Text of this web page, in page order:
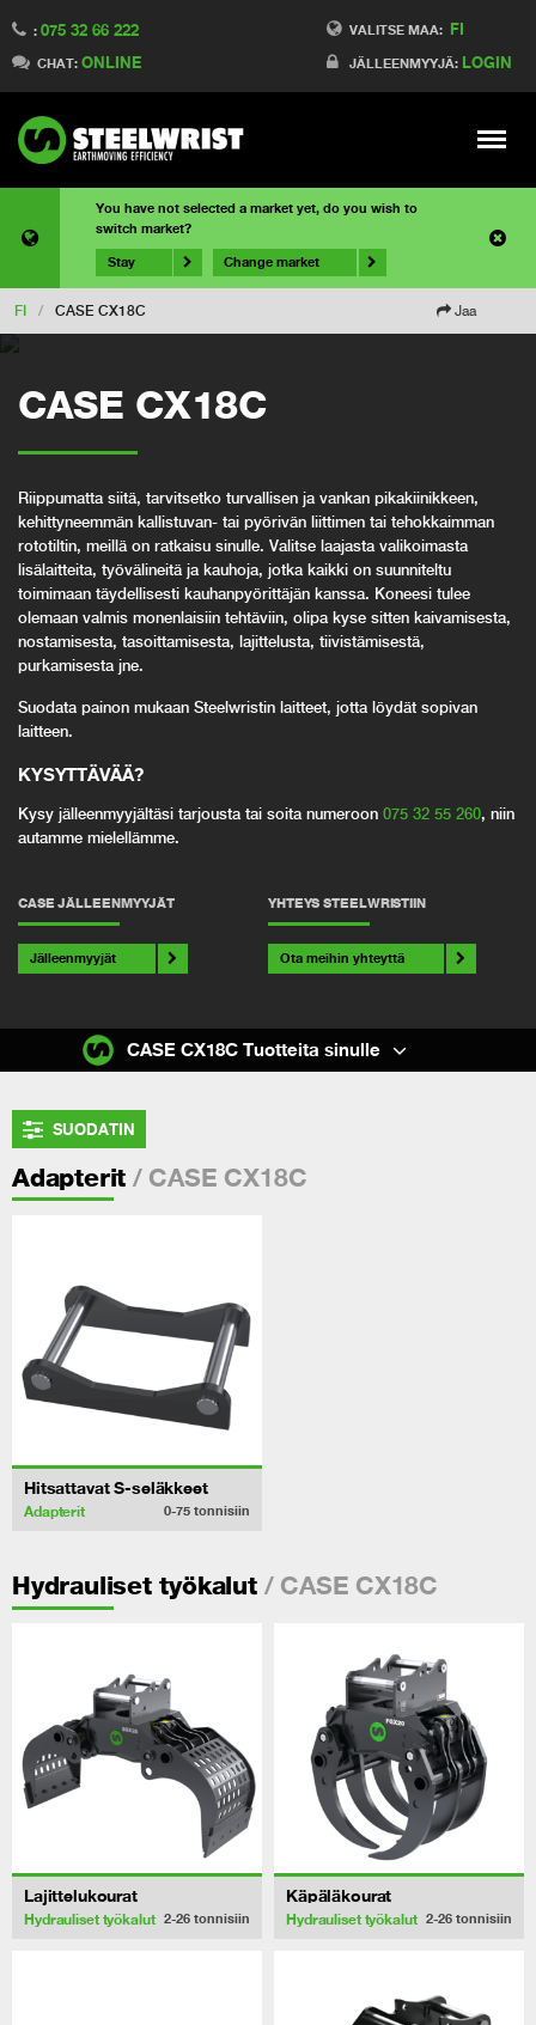
VALITSE MAA: FI
JÄLLEENMYYJÄ: LOGIN
: 075 32 66 222
CHAT: ONLINE
Meny
You have not selected a market yet, do you wish to
switch market?
Stay Change market
FI / CASE CX18C Jaa
CASE CX18C
Riippumatta siitä, tarvitsetko turvallisen ja vankan pikakiinikkeen,
kehittyneemmän kallistuvan- tai pyörivän liittimen tai tehokkaimman
rototiltin, meillä on ratkaisu sinulle. Valitse laajasta valikoimasta
lisälaitteita, työvälineitä ja kauhoja, jotka kaikki on suunniteltu
toimimaan täydellisesti kauhanpyörittäjän kanssa. Koneesi tulee
olemaan valmis monenlaisiin tehtäviin, olipa kyse sitten kaivamisesta,
nostamisesta, tasoittamisesta, lajittelusta, tiivistämisestä,
purkamisesta jne.
Suodata painon mukaan Steelwristin laitteet, jotta löydät sopivan
laitteen.
KYSYTTÄVÄÄ?
Kysy jälleenmyyjältäsi tarjousta tai soita numeroon 075 32 55 260, niin
autamme mielellämme.
CASE JÄLLEENMYYJÄT
Jälleenmyyjät
YHTEYS STEELWRISTIIN
Ota meihin yhteyttä
SUODATIN
Adapterit / CASE CX18C
Hitsattavat S-seläkkeet
Adapterit 0-75 tonnisiin
Hydrauliset työkalut/ CASE CX18C
Lajittelukourat
Hydrauliset työkalut 2-26 tonnisiin
Käpäläkourat
Hydrauliset työkalut 2-26 tonnisiin
CASE CX18C Tuotteita sinulle